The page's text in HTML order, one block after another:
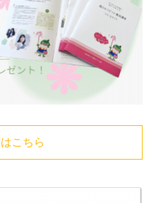
こちら